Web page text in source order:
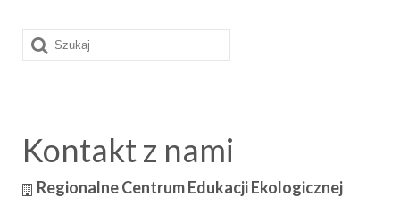
Szuklaj
w:
Kontakt z nami
Regionalne Centrum Edukacji Ekologicznej